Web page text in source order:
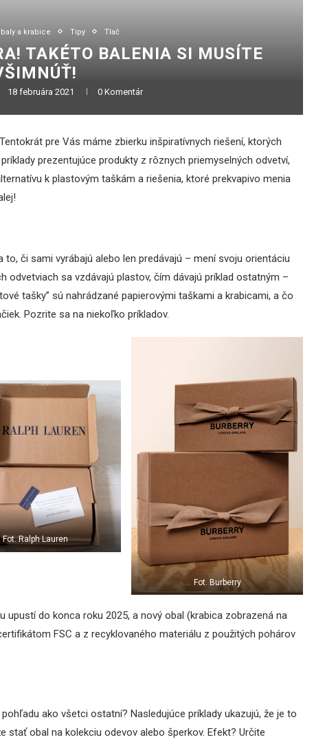
a krabice Tipy Tlač
TAKÉTO BALENIA SI MUSÍTE
18 februára 2021 0 Komentár
pre Vás máme zbierku inšpiratívnych riešení, ktorých
prezentujúce produkty z rôznych priemyselných odvetví,
k plastovým taškám a riešenia, ktoré prekvapivo menia
či sami vyrábajú alebo len predávajú – mení svoju orientáciu
odvetviach sa vzdávajú plastov, čím dávajú príklad ostatným –
tašky” sú nahrádzané papierovými taškami a krabicami, a čo
Pozrite sa na niekoľko príkladov.
Fot. Ralph Lauren
Fot. Burberry
upustí do konca roku 2025, a nový obal (krabica zobrazená na
FSC a z recyklovaného materiálu z použitých pohárov
ako všetci ostatní? Nasledujúce príklady ukazujú, že je to
obal na kolekciu odevov alebo šperkov. Efekt? Určite